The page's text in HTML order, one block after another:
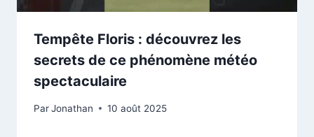
Tempête Floris : découvrez les
secrets de ce phénomène météo
spectaculaire
ParJonathan 10 août 2025